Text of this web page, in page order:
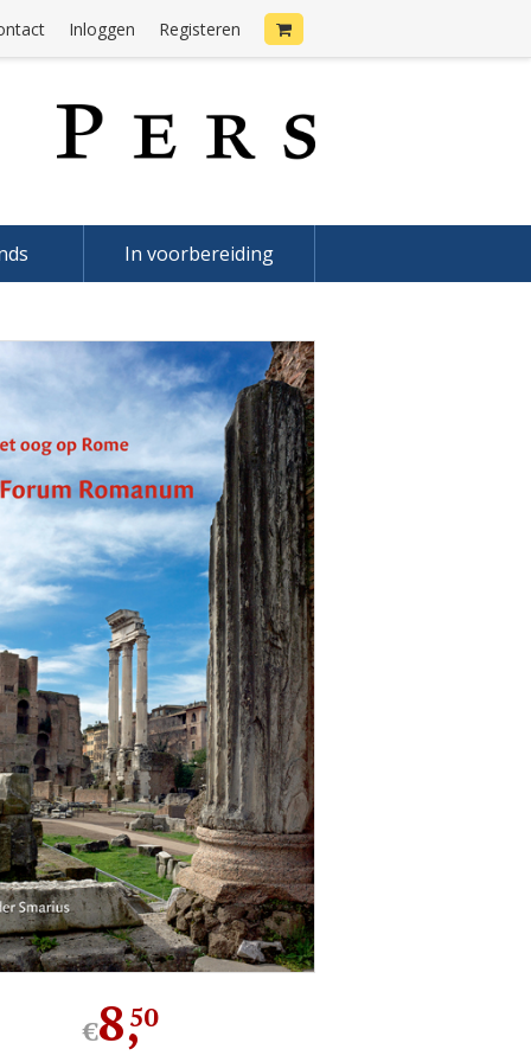
Inloggen Registeren
In voorbereiding
€8,
50